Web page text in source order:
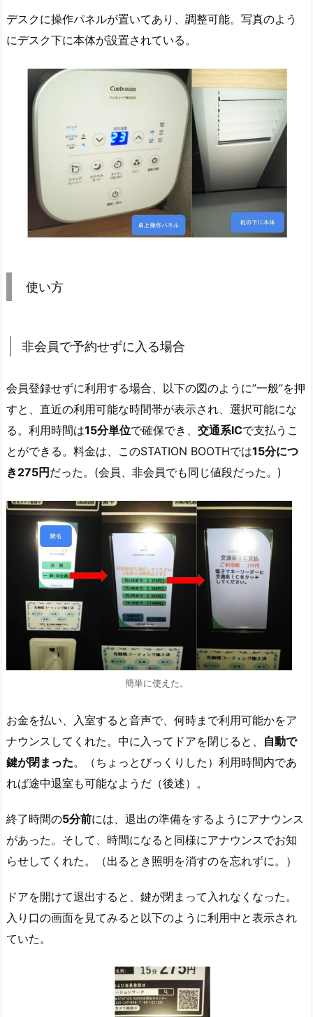
デスクに操作パネルが置いてあり、調整可能。写真のよう
にデスク下に本体が設置されている。
使い方
非会員で予約せずに入る場合
会員登録せずに利用する場合、以下の図のように”一般”を押
すと、直近の利用可能な時間帯が表示され、選択可能にな
る。利用時間は15分単位で確保でき、 交通系ICで支払うこ
とができる。料金は、このSTATION BOOTHでは15分につ
き275円 だった。(会員、非会員でも同じ値段だった。)
簡単に使えた。
お金を払い、入室すると音声で、何時まで利用可能かをア
ナウンスしてくれた。中に入ってドアを閉じると、 自動で
鍵が閉まった。（ちょっとびっくりした）利用時間内であ
れば途中退室も可能なようだ（後述）。
終了時間の5分前には、退出の準備をするようにアナウンス
があった。そして、時間になると同様にアナウンスでお知
らせしてくれた。（出るとき照明を消すのを忘れずに。）
ドアを開けて退出すると、鍵が閉まって入れなくなった。
入り口の画面を見てみると以下のように利用中と表示され
ていた。